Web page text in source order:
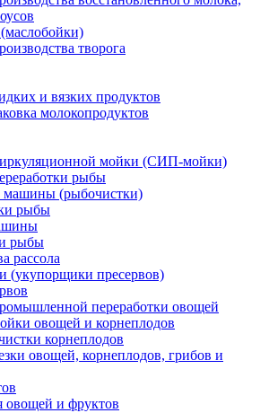
творога
и вязких продуктов
молокопродуктов
мойки (СИП-мойки)
рыбы
машины (рыбочистки)
рыбы
рыбы
рассола
(укупорщики пресервов)
переработки овощей
овощей и корнеплодов
корнеплодов
овощей, корнеплодов, грибов и
овощей и фруктов